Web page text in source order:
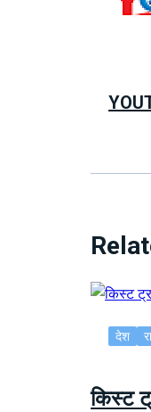
देश
किस्ट